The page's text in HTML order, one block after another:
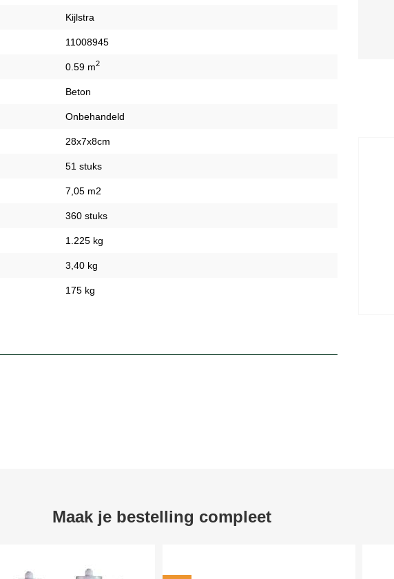
Kijlstra
11008945
0.59 m2
Beton
Onbehandeld
28x7x8cm
51 stuks
7,05 m2
360 stuks
1.225 kg
3,40 kg
175 kg
Maak je bestelling compleet